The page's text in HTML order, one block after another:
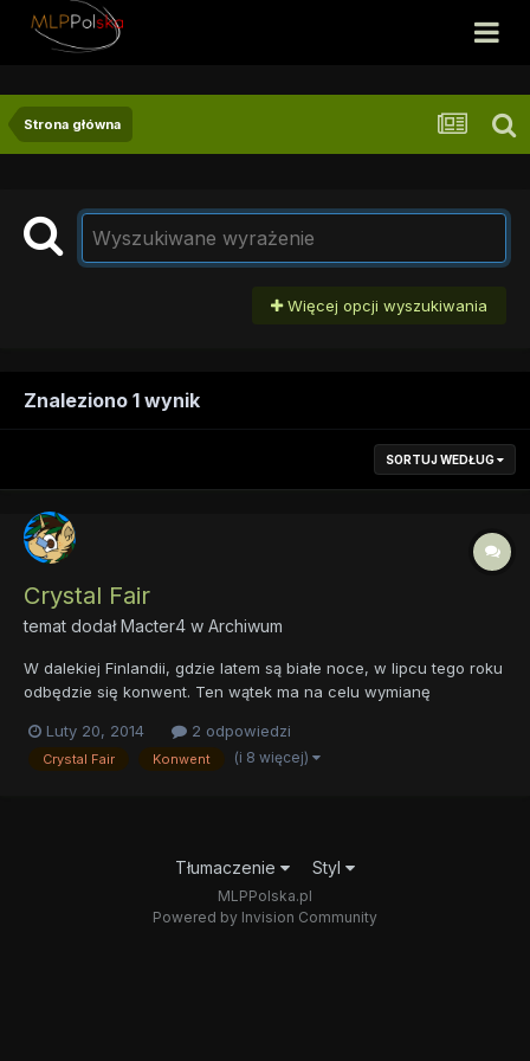
Strona główna
Więcej opcji wyszukiwania
Znaleziono 1 wynik
SORTUJ WEDŁUG
Crystal Fair
temat dodałMacter4 w Archiwum
W dalekiej Finlandii, gdzie latem są białe noce, w lipcu tego roku
odbędzie się konwent. Ten wątek ma na celu wymianę
konwentu www.crystalfair.fi Ja z kolegą poszukuję 2 osób do
pokoju. Koszt za noc 20 € od osoby. Więcej informacji n...
Luty 20, 2014 2 odpowiedzi
Crystal Fair Konwent (i 8 więcej)
Tłumaczenie Styl
MLPPolska.pl
Powered by Invision Community